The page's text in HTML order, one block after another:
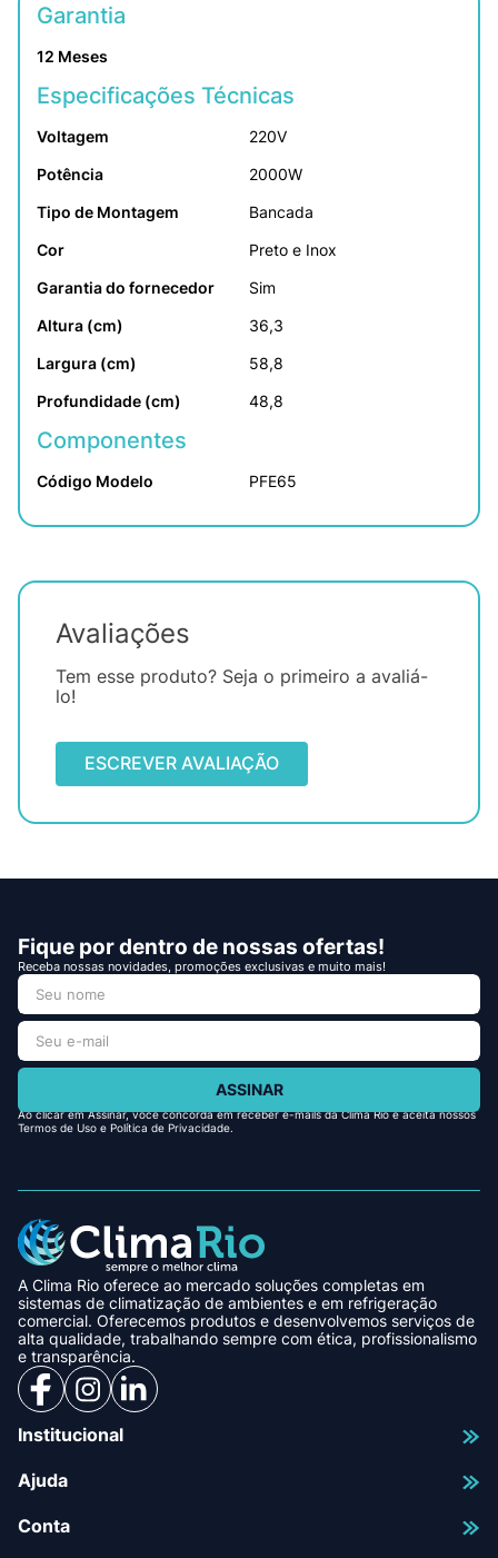
Garantia
12 Meses
Especificações Técnicas
Voltagem
220V
Potência
2000W
Tipo de Montagem
Bancada
Cor
Preto e Inox
Garantia do fornecedor
Sim
Altura (cm)
36,3
Largura (cm)
58,8
Profundidade (cm)
48,8
Componentes
Código Modelo PFE65
Avaliações
Tem esse produto? Seja o primeiro a avaliá-
lo!
ESCREVER AVALIAÇÃO
Fique por dentro de nossas ofertas!
Receba nossas novidades, promoções exclusivas e muito mais!
ASSINAR
Ao clicar em Assinar, você concorda em receber e-mails da Clima Rio e aceita nossos
Termos de Uso e Política de Privacidade.
A Clima Rio oferece ao mercado soluções completas em
sistemas de climatização de ambientes e em refrigeração
comercial. Oferecemos produtos e desenvolvemos serviços de
alta qualidade, trabalhando sempre com ética, profissionalismo
e transparência.
Institucional
Ajuda
Conta